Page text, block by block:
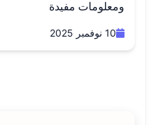
ومعلومات مفيدة
10 نوفمبر 2025